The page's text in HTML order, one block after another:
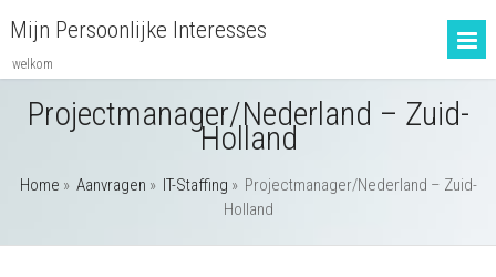
Mijn Persoonlijke Interesses
welkom
Projectmanager/Nederland – Zuid-
Holland
Home » Aanvragen » IT-Staffing » Projectmanager/Nederland – Zuid-
Holland